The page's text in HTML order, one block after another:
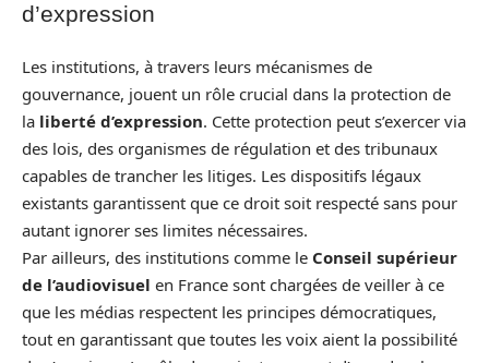
d’expression
Les institutions, à travers leurs mécanismes de
gouvernance, jouent un rôle crucial dans la protection de
la liberté d’expression. Cette protection peut s’exercer via
des lois, des organismes de régulation et des tribunaux
capables de trancher les litiges. Les dispositifs légaux
existants garantissent que ce droit soit respecté sans pour
autant ignorer ses limites nécessaires.
Par ailleurs, des institutions comme le Conseil supérieur
de l’audiovisuel en France sont chargées de veiller à ce
que les médias respectent les principes démocratiques,
tout en garantissant que toutes les voix aient la possibilité